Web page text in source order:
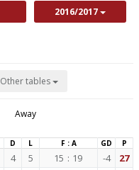
2016/2017
Other tables
Away
D L F : A GD P
4 5 15 : 19 -4 27